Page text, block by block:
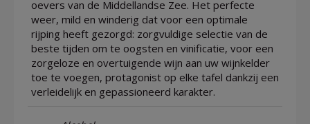
oevers van de Middellandse Zee. Het perfecte
weer, mild en winderig dat voor een optimale
rijping heeft gezorgd: zorgvuldige selectie van de
beste tijden om te oogsten en vinificatie, voor een
zorgeloze en overtuigende wijn aan uw wijnkelder
toe te voegen, protagonist op elke tafel dankzij een
verleidelijk en gepassioneerd karakter.